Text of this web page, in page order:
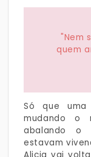
"Nem
quem
Só que uma
mudando o
abalando o
estavam